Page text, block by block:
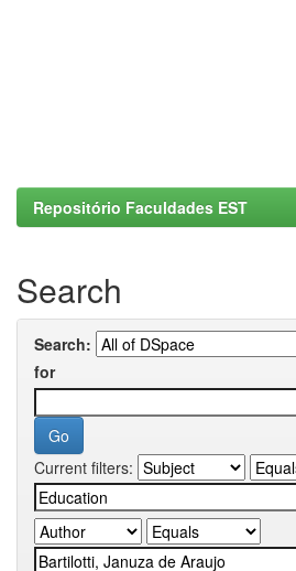
Repositório Faculdades EST
Search
Search:
for
Current filters: